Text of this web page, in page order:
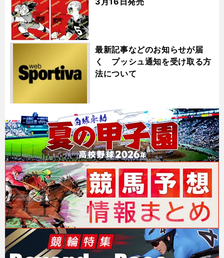
最新記事などのお知らせが届
く プッシュ通知を受け取る方
法について